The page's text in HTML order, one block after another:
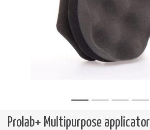
Prolab+ Multipurpose applicator